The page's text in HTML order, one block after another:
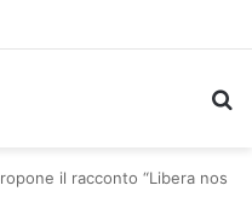
farmaci in Italia
il racconto “Libera nos